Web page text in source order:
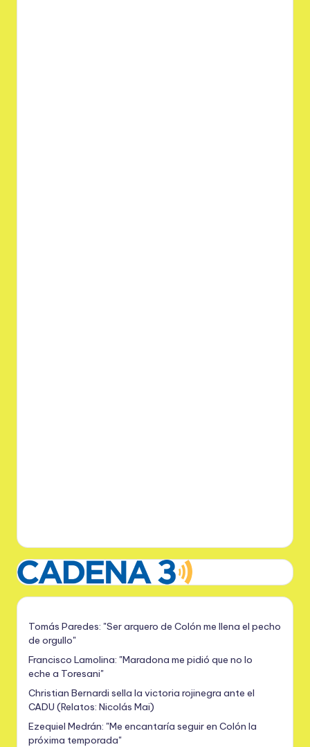
Tomás Paredes: "Ser arquero de Colón me llena el pecho
de orgullo"
Francisco Lamolina: "Maradona me pidió que no lo
eche a Toresani"
Christian Bernardi sella la victoria rojinegra ante el
CADU (Relatos: Nicolás Mai)
Ezequiel Medrán: "Me encantaría seguir en Colón la
próxima temporada"